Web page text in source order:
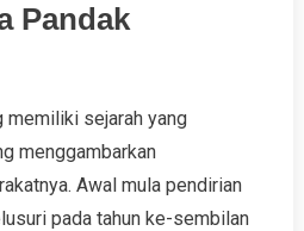
Pandak
memiliki sejarah yang
menggambarkan
Awal mula pendirian
pada tahun ke-sembilan